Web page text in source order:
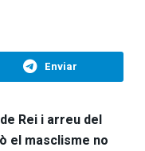
Enviar
Rei i arreu del
el masclisme no